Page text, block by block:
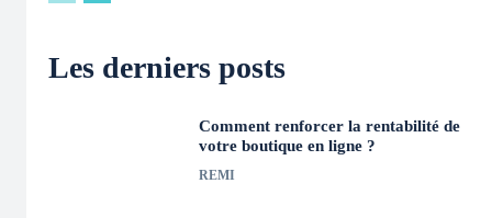
Les derniers posts
Comment renforcer la rentabilité de
votre boutique en ligne ?
REMI